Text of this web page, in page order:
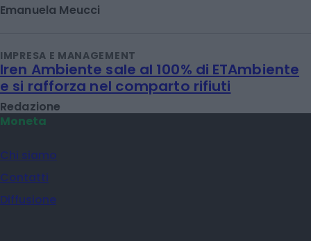
Emanuela Meucci
IMPRESA E MANAGEMENT
Iren Ambiente sale al 100% di ETAmbiente
e si rafforza nel comparto rifiuti
Redazione
Moneta
Chi siamo
Contatti
Diffusione